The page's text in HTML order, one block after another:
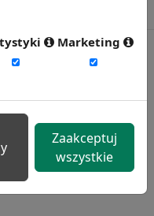
Marketing
Zaakceptuj
wszystkie